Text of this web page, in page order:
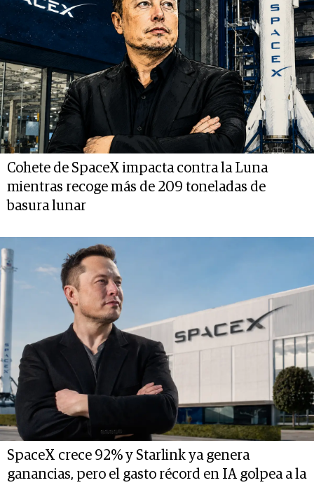
Cohete de SpaceX impacta contra la Luna
mientras recoge más de 209 toneladas de
basura lunar
SpaceX crece 92% y Starlink ya genera
ganancias, pero el gasto récord en IA golpea a la